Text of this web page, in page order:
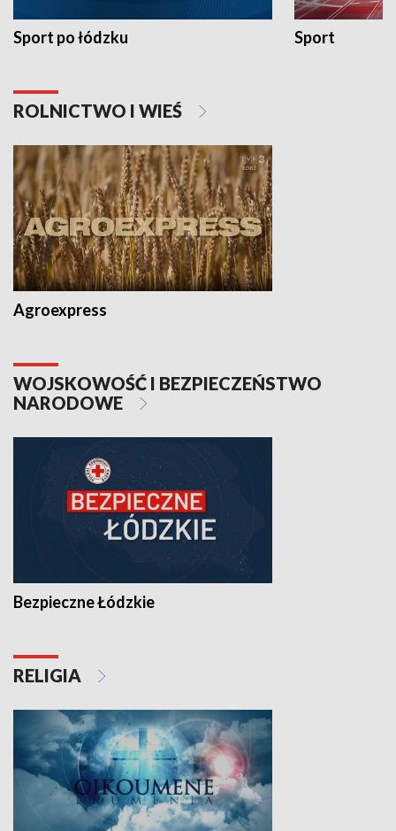
Sport po łódzku Sport
ROLNICTWO I WIEŚ
Agroexpress
WOJSKOWOŚĆ I BEZPIECZEŃSTWO
NARODOWE
Bezpieczne Łódzkie
RELIGIA